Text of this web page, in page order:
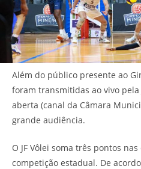
Além do público presente ao
foram transmitidas ao vivo pela
aberta (canal da Câmara
grande audiência.
O JF Vôlei soma três pontos
competição estadual. De